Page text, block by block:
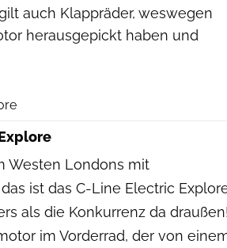
auch Klappräder, weswegen
herausgepickt haben und
Westen Londons mit
ist das C-Line Electric
als die Konkurrenz da
im Vorderrad, der von